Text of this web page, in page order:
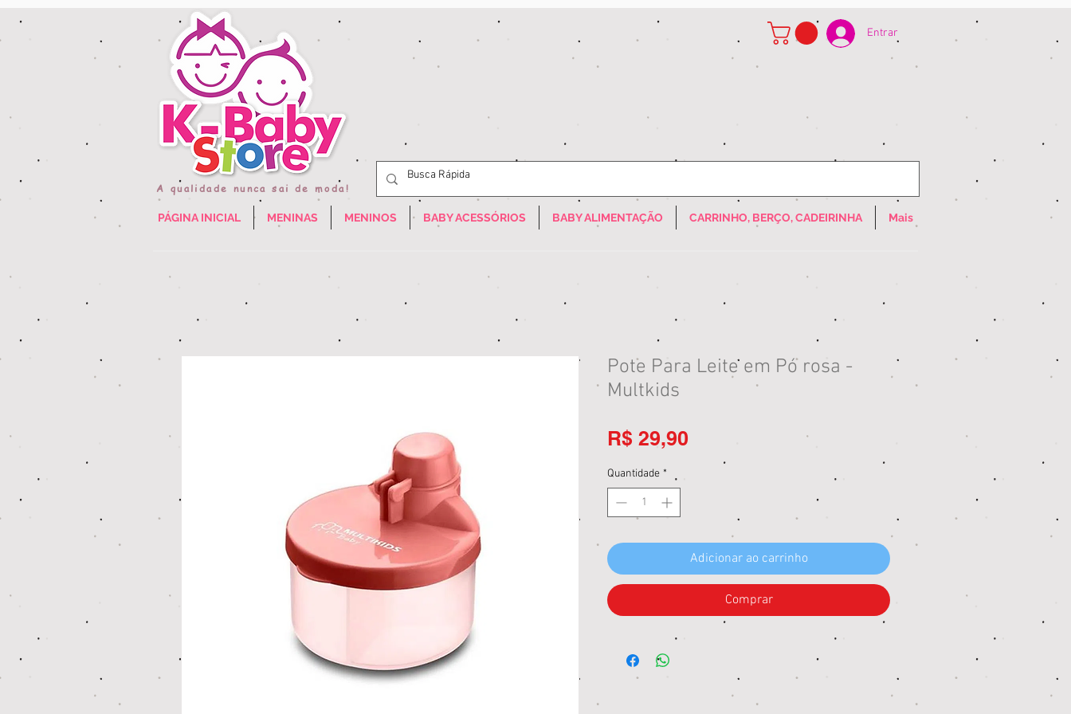
A qualidade nunca sai de moda!
Entrar
PÁGINA INICIAL MENINAS MENINOS BABY ACESSÓRIOS BABY ALIMENTAÇÃO CARRINHO, BERÇO, CADEIRINHA Mais
Pote Para Leite em Pó rosa -
Multkids
R$ 29,90
Quantidade *
Adicionar ao carrinho
Comprar